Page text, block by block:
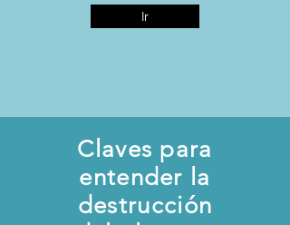
Ir
Claves para
entender la
destrucción